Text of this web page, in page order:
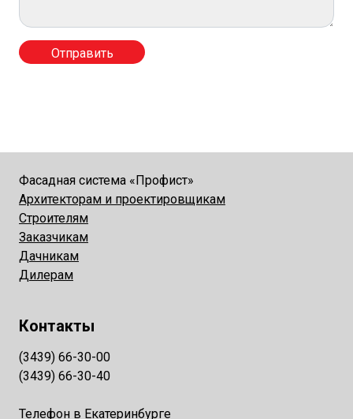
Фасадная система «Профист»
Архитекторам и проектировщикам
Строителям
Заказчикам
Дачникам
Дилерам
Контакты
(3439) 66-30-00
(3439) 66-30-40
Телефон в Екатеринбурге